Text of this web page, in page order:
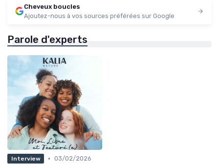
Cheveux boucles
Ajoutez-nous à vos sources préférées sur Google
Parole d'experts
Interview • 03/02/2026